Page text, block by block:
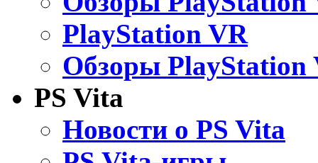
PlayStation VR
Обзоры PlayStation
PS Vita
Новости о PS Vita